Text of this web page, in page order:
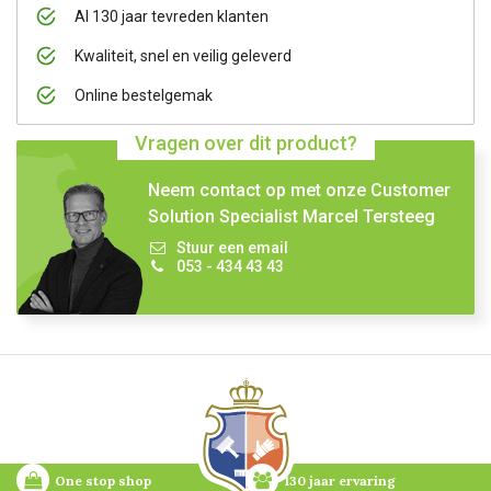
Al 130 jaar tevreden klanten
Kwaliteit, snel en veilig geleverd
Online bestelgemak
Vragen over dit product?
Neem contact op met onze Customer
Solution Specialist Marcel Tersteeg
Stuur een email
053 - 434 43 43
One stop shop 130 jaar ervaring